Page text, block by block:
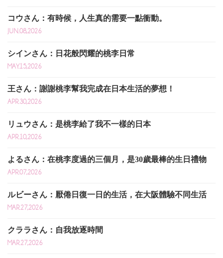
コウさん：有時候，人生真的需要一點衝動。
JUN.08,2026
シインさん：日花般閃耀的桃李日常
MAY.15,2026
王さん：謝謝桃李幫我完成在日本生活的夢想！
APR.30,2026
リュウさん：是桃李給了我不一樣的日本
APR.10,2026
よるさん：在桃李度過的三個月，是30歲最棒的生日禮物
APR.07,2026
ルビーさん：厭倦日復一日的生活，在大阪體驗不同生活
MAR.27,2026
クララさん：自我放逐時間
MAR.27,2026